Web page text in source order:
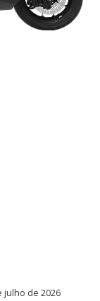
julho de 2026